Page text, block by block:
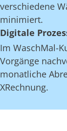
verschiedene
minimiert.
Digitale
Im WaschMal-
Vorgänge
monatliche
XRechnung.